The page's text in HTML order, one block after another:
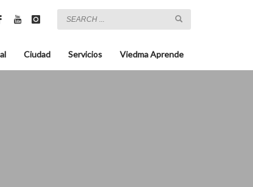
Ciudad Servicios Viedma Aprende